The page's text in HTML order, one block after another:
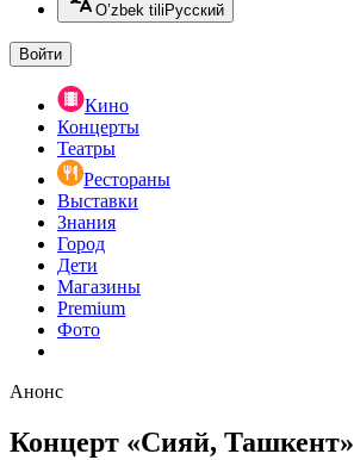
O’zbek tili Русский
Войти
Кино
Концерты
Театры
Рестораны
Выставки
Знания
Город
Дети
Магазины
Premium
Фото
Анонс
Концерт «Сияй, Ташкент»